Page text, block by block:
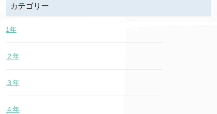
カテゴリー
1年
２年
３年
４年